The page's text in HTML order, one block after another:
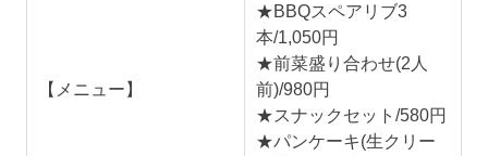
【メニュー】
★BBQスペアリブ3
本/1,050円
★前菜盛り合わせ(2人
前)/980円
★スナックセット/580円
★パンケーキ(生クリー